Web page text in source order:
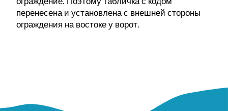
перенесена и установлена с внешней стороны
ограждения на востоке у ворот.